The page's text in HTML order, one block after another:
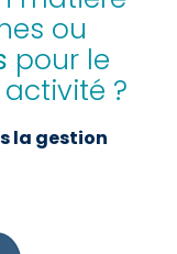
ou
pour le
?
la gestion